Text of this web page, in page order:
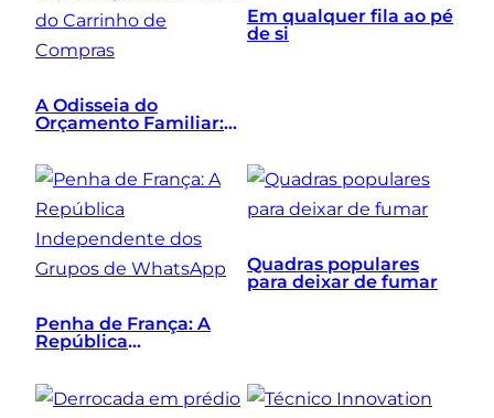
A Odisseia do
Orçamento Familiar:
Compras
Em qualquer fila ao pé
de si
Penha de França: A
República
Quadras populares
para deixar de fumar